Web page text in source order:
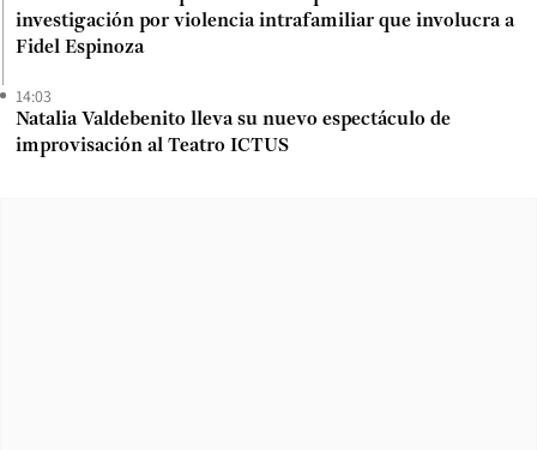
investigación por violencia intrafamiliar que involucra a
Fidel Espinoza
14:03
Natalia Valdebenito lleva su nuevo espectáculo de
improvisación al Teatro ICTUS